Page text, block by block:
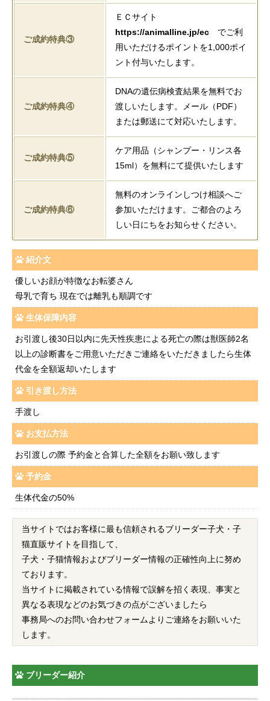
ご成約特典③
ＥＣサイト
https://animalline.jp/ec でご利
用いただけるポイントを1,000ポイ
ント付与いたします。
ご成約特典④
DNAの遺伝病検査結果を無料でお
渡しいたします。メール（PDF）
または郵送にて対応いたします。
ご成約特典⑤
ケア用品（シャンプー・リンス各
15ml）を無料にて提供いたします
ご成約特典⑥
無料のオンラインしつけ相談へご
参加いただけます。ご都合のよろ
しい日にちをお知らせください。
紹介文
優しいお顔が特徴なお転婆さん
母乳で育ち 現在では離乳も順調です
生体保障内容
お引渡し後30日以内に先天性疾患による死亡の際は獣医師2名
以上の診断書をご用意いただきご連絡をいただきましたら生体
代金を全額返却いたします
引き渡し方法
手渡し
お支払方法
お引渡しの際 予約金と合算した全額をお願い致します
予約金
生体代金の50%
当サイトではお客様に最も信頼されるブリーダー子犬・子
猫直販サイトを目指して、
子犬・子猫情報およびブリーダー情報の正確性向上に努め
ております。
当サイトに掲載されている情報で誤解を招く表現、事実と
異なる表現などのお気づきの点がございましたら
事務局へのお問い合わせフォームよりご連絡をお願いいた
します。
ブリーダー紹介